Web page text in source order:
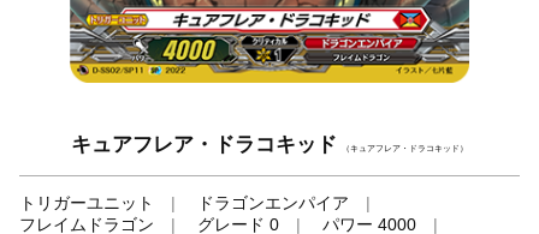
キュアフレア・ドラコキッド （キュアフレア・ドラコキッド）
トリガーユニット
ドラゴンエンパイア
フレイムドラゴン
グレード 0
パワー 4000